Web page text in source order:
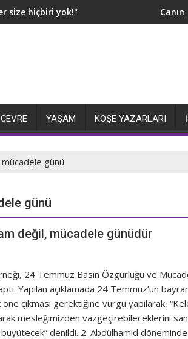
hiçbiri yok!" Canım
ÇEVRE YAŞAM KÖŞE YAZARLARI
günü
günü
değil, mücadele günüdür
24 Temmuz Basın Özgürlüğü ve
Yapılan açıklamada 24 Temmuz’un
çıkması gerektiğine vurgu yapılarak,
mesleğimizden vazgeçirebileceklerini
büyütecek” denildi. 2. Abdülhamid döneminde